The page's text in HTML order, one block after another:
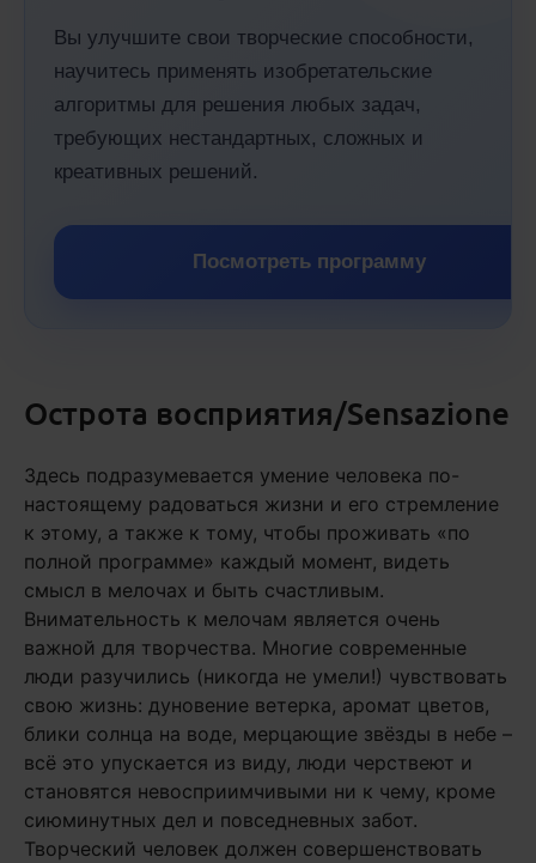
Вы улучшите свои творческие способности,
научитесь применять изобретательские
алгоритмы для решения любых задач,
требующих нестандартных, сложных и
креативных решений.
Посмотреть программу
Острота восприятия/Sensazione
Здесь подразумевается умение человека по-
настоящему радоваться жизни и его стремление
к этому, а также к тому, чтобы проживать «по
полной программе» каждый момент, видеть
смысл в мелочах и быть счастливым.
Внимательность к мелочам является очень
важной для творчества. Многие современные
люди разучились (никогда не умели!) чувствовать
свою жизнь: дуновение ветерка, аромат цветов,
блики солнца на воде, мерцающие звёзды в небе –
всё это упускается из виду, люди черствеют и
становятся невосприимчивыми ни к чему, кроме
сиюминутных дел и повседневных забот.
Творческий человек должен совершенствовать